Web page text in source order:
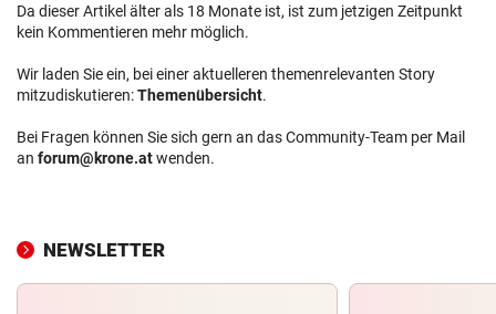
Da dieser Artikel älter als 18 Monate ist, ist zum jetzigen Zeitpunkt
kein Kommentieren mehr möglich.
Wir laden Sie ein, bei einer aktuelleren themenrelevanten Story
mitzudiskutieren:Themenübersicht.
Bei Fragen können Sie sich gern an das Community-Team per Mail
an forum@krone.atwenden.
NEWSLETTER